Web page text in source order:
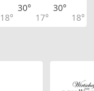
18°
30°
17°
30°
18°